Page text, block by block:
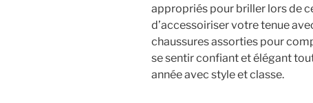
appropriés pour briller lors de
d’accessoiriser votre tenue
chaussures assorties pour
se sentir confiant et élégant
année avec style et classe.